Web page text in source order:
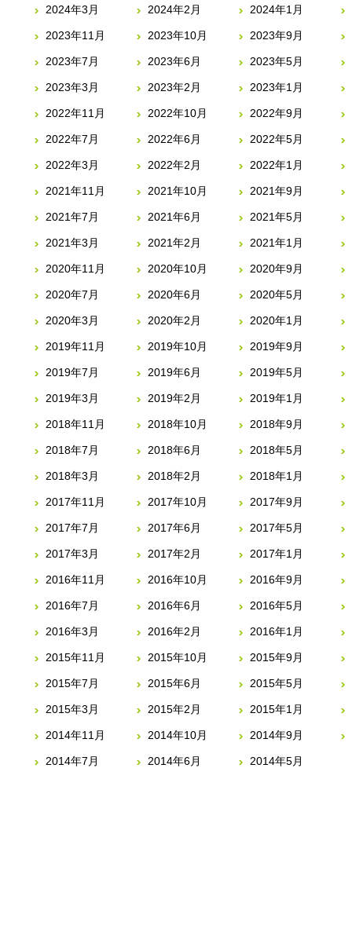
2024年3月 2024年2月 2024年1月
2023年11月 2023年10月 2023年9月
2023年7月 2023年6月 2023年5月
2023年3月 2023年2月 2023年1月
2022年11月 2022年10月 2022年9月
2022年7月 2022年6月 2022年5月
2022年3月 2022年2月 2022年1月
2021年11月 2021年10月 2021年9月
2021年7月 2021年6月 2021年5月
2021年3月 2021年2月 2021年1月
2020年11月 2020年10月 2020年9月
2020年7月 2020年6月 2020年5月
2020年3月 2020年2月 2020年1月
2019年11月 2019年10月 2019年9月
2019年7月 2019年6月 2019年5月
2019年3月 2019年2月 2019年1月
2018年11月 2018年10月 2018年9月
2018年7月 2018年6月 2018年5月
2018年3月 2018年2月 2018年1月
2017年11月 2017年10月 2017年9月
2017年7月 2017年6月 2017年5月
2017年3月 2017年2月 2017年1月
2016年11月 2016年10月 2016年9月
2016年7月 2016年6月 2016年5月
2016年3月 2016年2月 2016年1月
2015年11月 2015年10月 2015年9月
2015年7月 2015年6月 2015年5月
2015年3月 2015年2月 2015年1月
2014年11月 2014年10月 2014年9月
2014年7月 2014年6月 2014年5月